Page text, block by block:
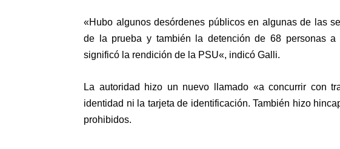
«Hubo algunos desórdenes públicos en algunas de las
de la prueba y también la detención de 68 personas
significó la rendición de la PSU«, indicó Galli.
La autoridad hizo un nuevo llamado «a concurrir con
identidad ni la tarjeta de identificación. También hizo
prohibidos.